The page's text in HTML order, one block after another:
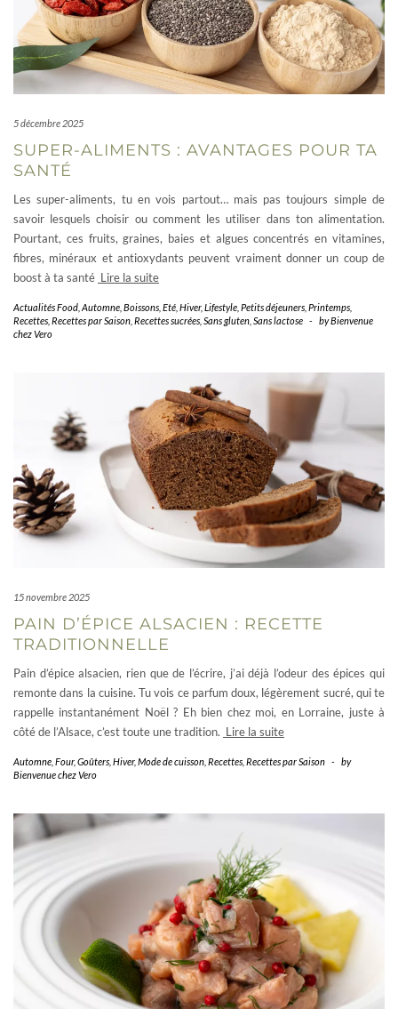
5 décembre 2025
SUPER-ALIMENTS : AVANTAGES POUR TA
SANTÉ
Les super-aliments, tu en vois partout… mais pas toujours simple de
savoir lesquels choisir ou comment les utiliser dans ton alimentation.
Pourtant, ces fruits, graines, baies et algues concentrés en vitamines,
fibres, minéraux et antioxydants peuvent vraiment donner un coup de
boost à ta santé Lire la suite
Actualités Food Automne Boissons Eté Hiver, Lifestyle Petits déjeuners Printemps
Recettes Recettes par Saison Recettes sucrées Sans gluten Sans lactose - byBienvenue
chez Vero
15 novembre 2025
PAIN D’ÉPICE ALSACIEN : RECETTE
TRADITIONNELLE
Pain d’épice alsacien, rien que de l’écrire, j’ai déjà l’odeur des épices qui
remonte dans la cuisine. Tu vois ce parfum doux, légèrement sucré, qui te
rappelle instantanément Noël ? Eh bien chez moi, en Lorraine, juste à
côté de l’Alsace, c’est toute une tradition. Lire la suite
Automne Four, Goûters Hiver, Mode de cuisson Recettes Recettes par Saison -
by
Bienvenue chez Vero